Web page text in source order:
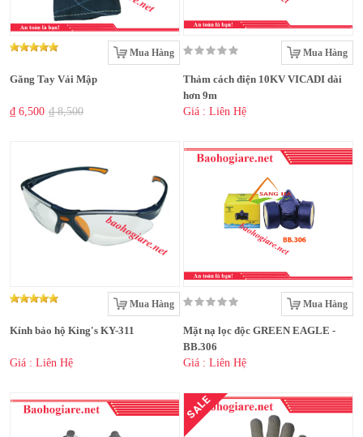
Mua Hàng
Găng Tay Vải Mập
₫ 6,500 ₫ 8,500
Mua Hàng
Thảm cách điện 10KV VICADI dài
hơn 9m
Giá : Liên Hệ
Mua Hàng
Kính bảo hộ King's KY-311
Giá : Liên Hệ
Mua Hàng
Mặt nạ lọc độc GREEN EAGLE -
BB.306
Giá : Liên Hệ
SALE